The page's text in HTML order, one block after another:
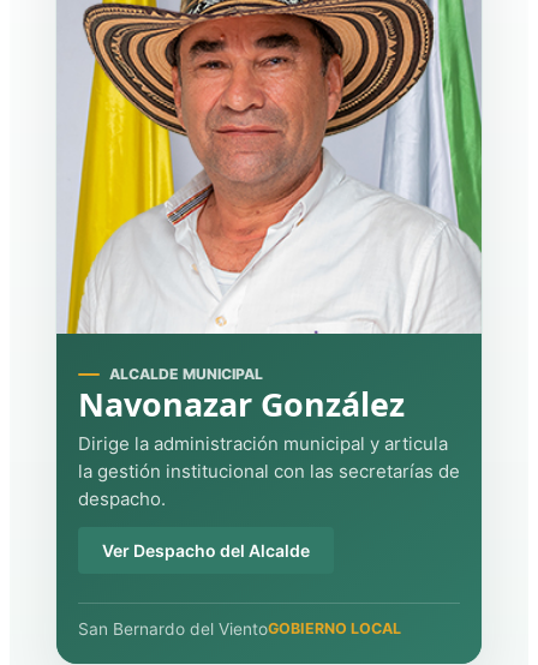
ALCALDE MUNICIPAL
Navonazar González
Dirige la administración municipal y articula
la gestión institucional con las secretarías de
despacho.
Ver Despacho del Alcalde
San Bernardo del VientoGOBIERNO LOCAL